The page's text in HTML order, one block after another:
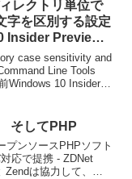
レクトリ単位で
字を区別する設定
Insider Preview
ます
case sensitivity and
Line Tools
Windows 10 Insider
そしてPHP
プンソースPHPソフト
応で提携 - ZDNet
は協力して、